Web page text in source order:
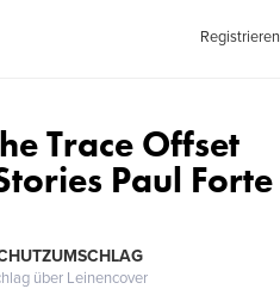
Registrieren
Trace Offset
Paul Forte
über Leinencover